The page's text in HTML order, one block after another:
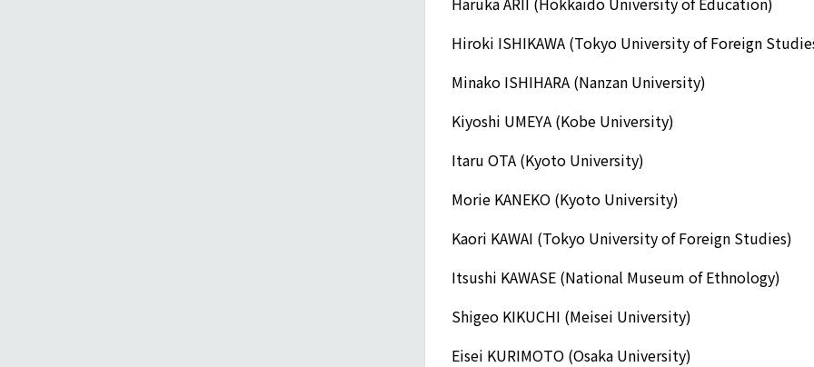
Hiroki ISHIKAWA (Tokyo University of Foreign
Minako ISHIHARA (Nanzan University)
Kiyoshi UMEYA (Kobe University)
Itaru OTA (Kyoto University)
Morie KANEKO (Kyoto University)
Kaori KAWAI (Tokyo University of Foreign Studies)
Itsushi KAWASE (National Museum of Ethnology)
Shigeo KIKUCHI (Meisei University)
Eisei KURIMOTO (Osaka University)